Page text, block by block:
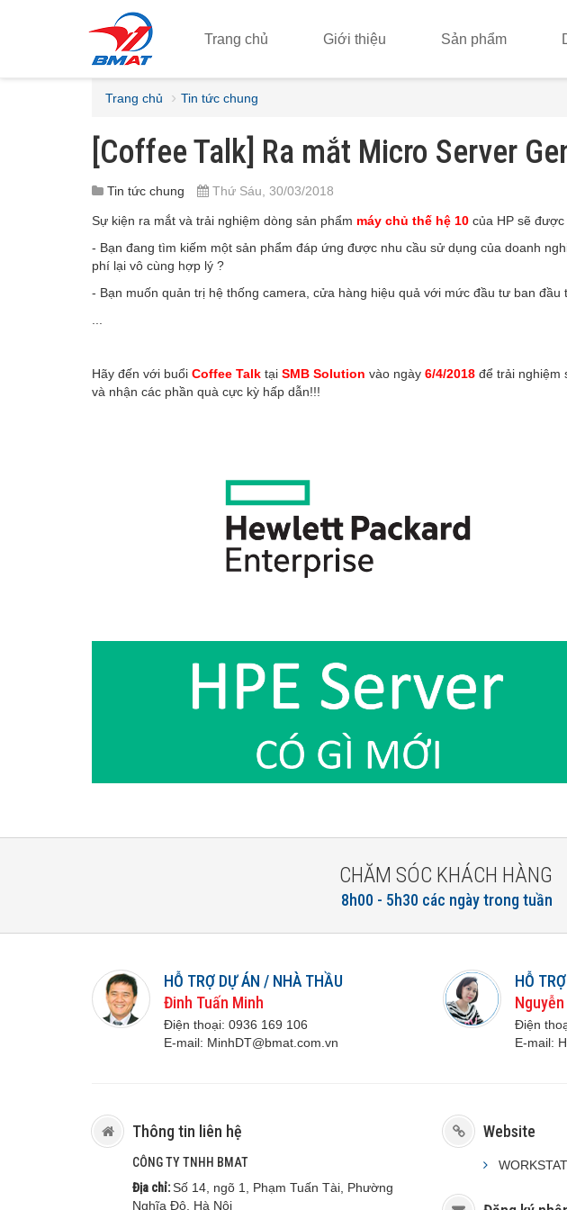
Trang chủ Giới thiệu Sản phẩm
Trang chủ Tin tức chung
[Coffee Talk] Ra mắt Micro Server
Tin tức chung Thứ Sáu, 30/03/2018
Sự kiện ra mắt và trải nghiệm dòng sản phẩm máy chủ thế hệ 10 của HP sẽ
- Bạn đang tìm kiếm một sản phẩm đáp ứng được nhu cầu sử dụng của doanh
phí lại vô cùng hợp lý ?
- Bạn muốn quản trị hệ thống camera, cửa hàng hiệu quả với mức đầu tư ban đầu
Hãy đến với buổi Coffee Talk tại SMB Solution vào ngày 6/4/2018 để trải nghiệm
và nhận các phần quà cực kỳ hấp dẫn!!!
CHĂM SÓC KHÁCH HÀNG
8h00 - 5h30 các ngày trong tuần
HỖ TRỢ DỰ ÁN / NHÀ THẦU
Đinh Tuấn Minh
Điện thoại: 0936 169 106
E-mail: MinhDT@bmat.com.vn
HỖ
Điện
E-mail: H
Thông tin liên hệ
CÔNG TY TNHH BMAT
Địa chỉ:Số 14, ngõ 1, Phạm Tuấn Tài, Phường
Nghĩa Đô, Hà Nội
Website